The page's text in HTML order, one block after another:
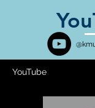
YouTube